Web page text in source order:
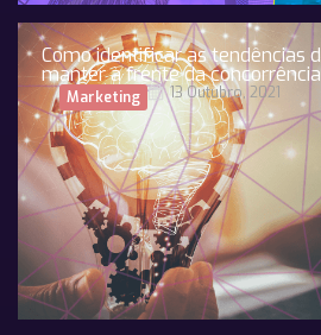
Como identificar as tendências
manter à frente da concorrência
Marketing 13 Outubro, 2021